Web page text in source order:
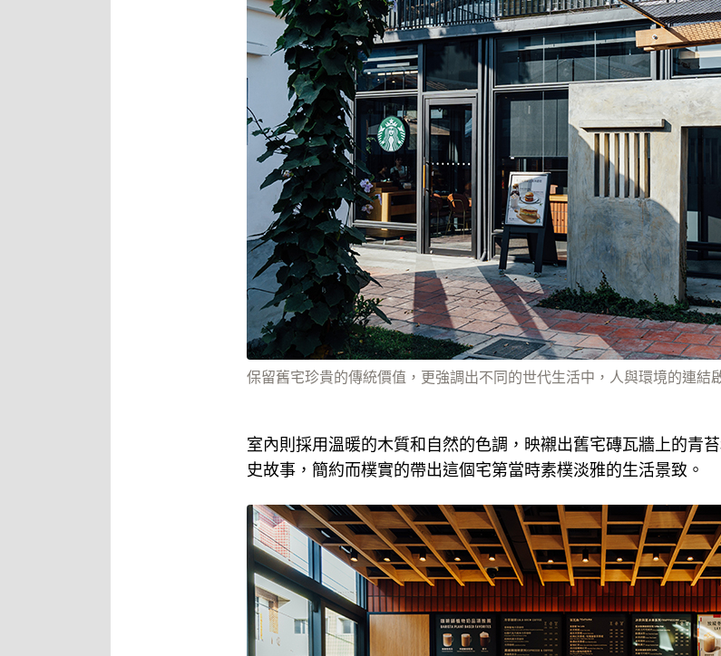
保留舊宅珍貴的傳統價值，更強調出不同的世代生活中，人與環境的連結
室內則採用溫暖的木質和自然的色調，映襯出舊宅磚瓦牆上的青
史故事，簡約而樸實的帶出這個宅第當時素樸淡雅的生活景致。